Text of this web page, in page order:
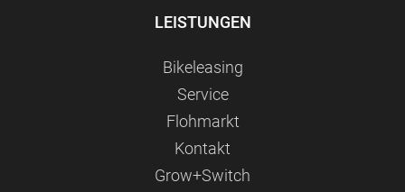
LEISTUNGEN
Bikeleasing
Service
Flohmarkt
Kontakt
Grow+Switch